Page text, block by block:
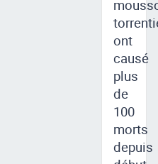
ont
causé
plus
de
100
morts
depuis